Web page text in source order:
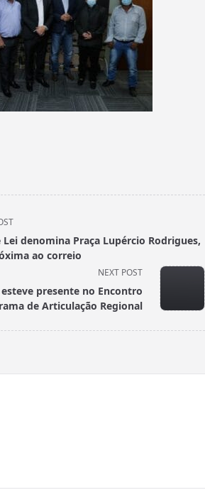
denomina Praça Lupércio Rodrigues,
ao correio
NEXT POST
presente no Encontro
de Articulação Regional